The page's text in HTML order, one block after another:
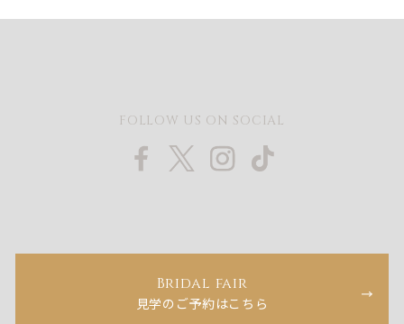
FOLLOW US ON SOCIAL
Bridal fair
見学のご予約はこちら